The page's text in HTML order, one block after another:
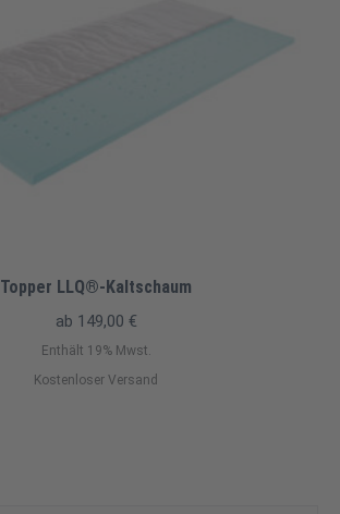
Topper LLQ®-Kaltschaum
ab 149,00 €
Enthält 19% Mwst.
Kostenloser Versand